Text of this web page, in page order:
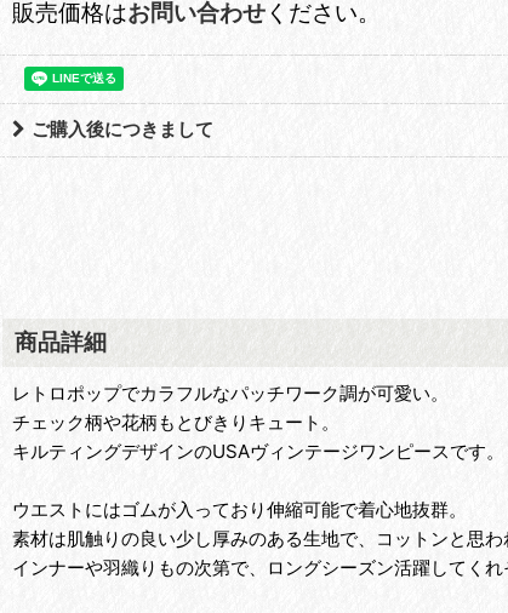
販売価格はお問い合わせ ください。
ご購入後につきまして
商品詳細
レトロポップでカラフルなパッチワーク調が可愛い。
チェック柄や花柄もとびきりキュート。
キルティングデザインのUSAヴィンテージワンピースです。
ウエストにはゴムが入っており伸縮可能で着心地抜群。
素材は肌触りの良い少し厚みのある生地で、コットンと思わ
インナーや羽織りもの次第で、ロングシーズン活躍してくれ